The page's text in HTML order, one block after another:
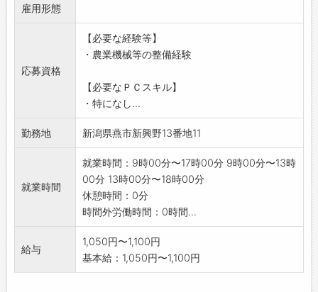
雇用形態
応募資格
【必要な経験等】
・農業機械等の整備経験
【必要なＰＣスキル】
・特になし...
勤務地 新潟県燕市新興野13番地11
就業時間
就業時間：9時00分〜17時00分 9時00分〜13時
00分 13時00分〜18時00分
休憩時間：0分
時間外労働時間：0時間...
給与
1,050円〜1,100円
基本給：1,050円〜1,100円